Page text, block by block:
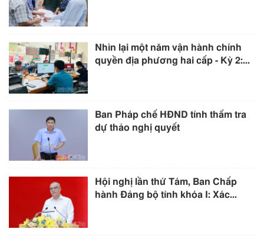
Nhìn lại một năm vận hành chính
quyền địa phương hai cấp - Kỳ 2:...
Ban Pháp chế HĐND tỉnh thẩm tra
dự thảo nghị quyết
Hội nghị lần thứ Tám, Ban Chấp
hành Đảng bộ tỉnh khóa I: Xác...